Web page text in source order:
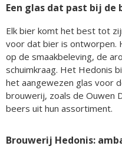
Een glas dat past bij de
Elk bier komt het best tot
voor dat bier is ontworpen.
op de smaakbeleving, de
schuimkraag. Het Hedonis
het aangewezen glas voor
brouwerij, zoals de Ouwen
beers uit hun assortiment.
Brouwerij Hedonis: